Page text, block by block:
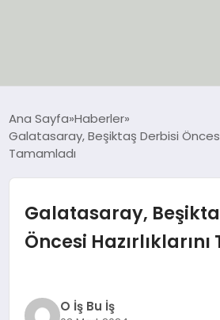
EKONOMİ
SIYASET
YAŞAM
Ana Sayfa Haberler
Galatasaray, Beşiktaş Derbisi Öncesi
Tamamladı
Galatasaray,
Öncesi
O İş Bu İş